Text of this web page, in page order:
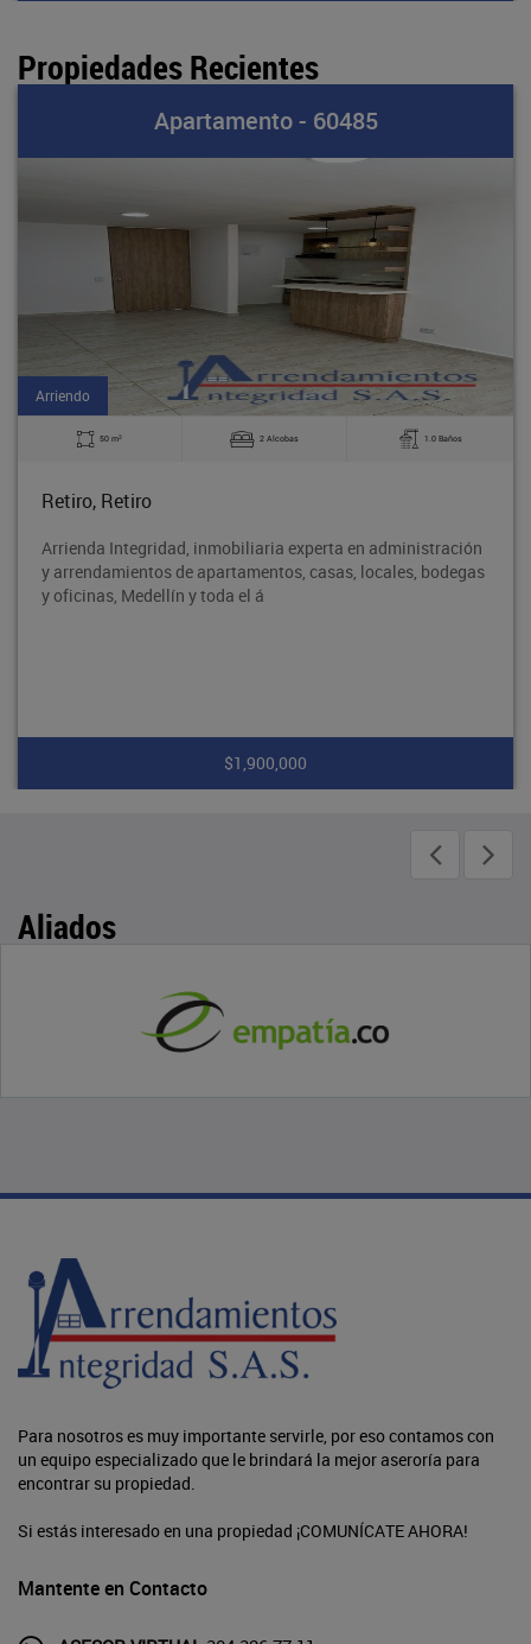
Propiedades Recientes
Apartamento - 60485
Arriendo
50 m2 2 Alcobas 1.0 Baños
Retiro, Retiro
Arrienda Integridad, inmobiliaria experta en administración
y arrendamientos de apartamentos, casas, locales, bodegas
y oficinas, Medellín y toda el á
$1,900,000
Aliados
Para nosotros es muy importante servirle, por eso contamos con
un equipo especializado que le brindará la mejor aseroría para
encontrar su propiedad.
Si estás interesado en una propiedad ¡COMUNÍCATE AHORA!
Mantente en Contacto